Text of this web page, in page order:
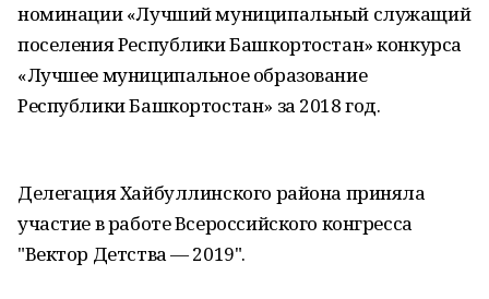
номинации «Лучший муниципальный служащий
поселения Республики Башкортостан» конкурса
«Лучшее муниципальное образование
Республики Башкортостан» за 2018 год.
Делегация Хайбуллинского района приняла
участие в работе Всероссийского конгресса
"Вектор Детства — 2019".